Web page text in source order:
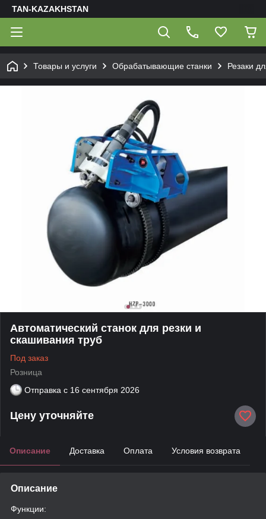
TAN-KAZAKHSTAN
Товары и услуги Обрабатывающие станки Резаки
Автоматический станок для резки и
скашивания труб
Под заказ
Розница
Отправка с 16 сентября 2026
Цену уточняйте
Описание Доставка Оплата Условия возврата
Описание
Функции: